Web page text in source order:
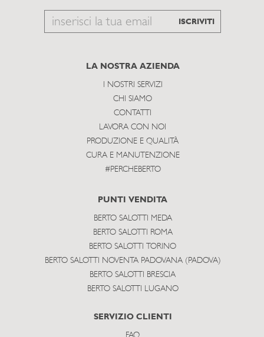
Email
subscribe
ISCRIVITI
LA NOSTRA AZIENDA
I NOSTRI SERVIZI
CHI SIAMO
CONTATTI
LAVORA CON NOI
PRODUZIONE E QUALITÀ
CURA E MANUTENZIONE
#PERCHEBERTO
PUNTI VENDITA
BERTO SALOTTI MEDA
BERTO SALOTTI ROMA
BERTO SALOTTI TORINO
BERTO SALOTTI NOVENTA PADOVANA (PADOVA)
BERTO SALOTTI BRESCIA
BERTO SALOTTI LUGANO
SERVIZIO CLIENTI